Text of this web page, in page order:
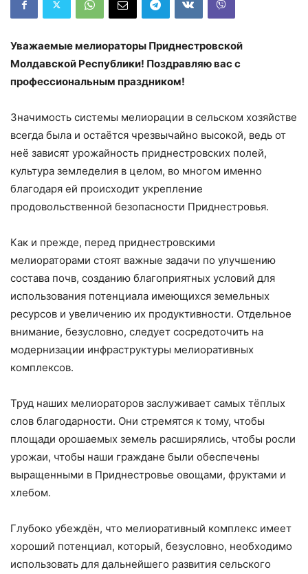
Уважаемые мелиораторы Приднестровской
Молдавской Республики! Поздравляю вас с
профессиональным праздником!
Значимость системы мелиорации в сельском хозяйстве
всегда была и остаётся чрезвычайно высокой, ведь от
неё зависят урожайность приднестровских полей,
культура земледелия в целом, во многом именно
благодаря ей происходит укрепление
продовольственной безопасности Приднестровья.
Как и прежде, перед приднестровскими
мелиораторами стоят важные задачи по улучшению
состава почв, созданию благоприятных условий для
использования потенциала имеющихся земельных
ресурсов и увеличению их продуктивности. Отдельное
внимание, безусловно, следует сосредоточить на
модернизации инфраструктуры мелиоративных
комплексов.
Труд наших мелиораторов заслуживает самых тёплых
слов благодарности. Они стремятся к тому, чтобы
площади орошаемых земель расширялись, чтобы росли
урожаи, чтобы наши граждане были обеспечены
выращенными в Приднестровье овощами, фруктами и
хлебом.
Глубоко убеждён, что мелиоративный комплекс имеет
хороший потенциал, который, безусловно, необходимо
использовать для дальнейшего развития сельского